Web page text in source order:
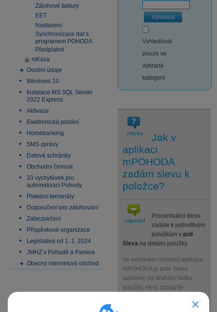
Zálohové faktury
EET
Nastavení
Synchronizace dat s
programem POHODA
Předplatné
mKasa
Osobní údaje
Windows 10
Instalace MS SQL Server
2022 Express
Aktivace
Elektronická podání
Homebanking
SMS zprávy
Datové schránky
Obchodní činnost
33 vychytávek pro
automatizaci Pohody
Platební terminály
Doporučení pro zálohování
Zabezpečení
Příspěvkové organizace
Legislativa od 1. 1. 2024
JMHZ v Pohodě a Pamice
Obecný internetový obchod
Vyhledat
Vyhledávat
pouze ve
vybrané
kategorii
otázka
Jak v
aplikaci
mPOHODA
zadám slevu k
položce?
odpověď
Procentuální slevu
zadáte k jednotlivým
položkám v poli
Sleva na detailu položky.
Ve webovém rozhraní aplikace
mPOHODA je pole Sleva
uvedeno na druhém řádku
položky, který zobrazíte